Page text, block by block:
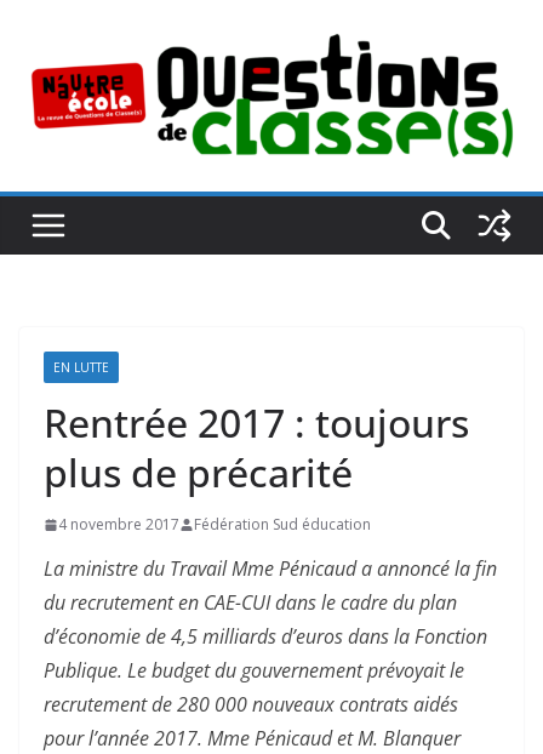
contenu
EN LUTTE
Rentrée 2017 : toujours
plus de précarité
4 novembre 2017 Fédération Sud éducation
La ministre du Travail Mme Pénicaud a annoncé la fin
du recrutement en CAE-CUI dans le cadre du plan
d’économie de 4,5 milliards d’euros dans la Fonction
Publique. Le budget du gouvernement prévoyait le
recrutement de 280 000 nouveaux contrats aidés
pour l’année 2017. Mme Pénicaud et M. Blanquer